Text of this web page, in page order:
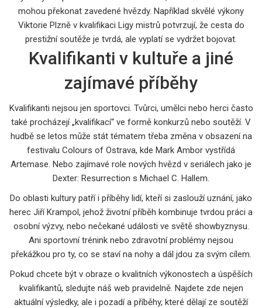
mohou překonat zavedené hvězdy. Například skvělé výkony
Viktorie Plzně v kvalifikaci Ligy mistrů potvrzují, že cesta do
prestižní soutěže je tvrdá, ale vyplatí se vydržet bojovat.
Kvalifikanti v kultuře a jiné
zajímavé příběhy
Kvalifikanti nejsou jen sportovci. Tvůrci, umělci nebo herci často
také procházejí „kvalifikací“ ve formě konkurzů nebo soutěží. V
hudbě se letos může stát tématem třeba změna v obsazení na
festivalu Colours of Ostrava, kde Mark Ambor vystřídá
Artemase. Nebo zajímavé role nových hvězd v seriálech jako je
Dexter: Resurrection s Michael C. Hallem.
Do oblasti kultury patří i příběhy lidí, kteří si zaslouží uznání, jako
herec Jiří Krampol, jehož životní příběh kombinuje tvrdou práci a
osobní výzvy, nebo nečekané události ve světě showbyznysu.
Ani sportovní trénink nebo zdravotní problémy nejsou
překážkou pro ty, co se staví na nohy a dál jdou za svým cílem.
Pokud chcete být v obraze o kvalitních výkonostech a úspěších
kvalifikantů, sledujte náš web pravidelně. Najdete zde nejen
aktuální výsledky, ale i pozadí a příběhy, které dělají ze soutěží